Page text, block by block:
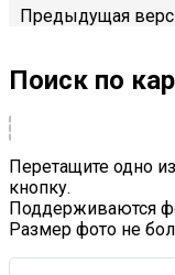
Предыдущая
Поиск по
Перетащите одно
кнопку.
Поддерживаются
Размер фото не